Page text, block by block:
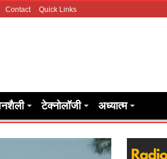
Contact Quick Links
टेक्नोलॉजी अध्यात्म